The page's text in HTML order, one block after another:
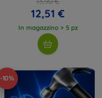
12,51 €
In magazzino > 5 pz
-10%